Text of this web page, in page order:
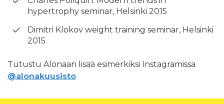
hypertrophy seminar, Helsinki 2015
Dimitri Klokov weight training seminar, Helsinki
2015
Tutustu Alonaan lisää esimerkiksi Instagramissa
@alonakuusisto